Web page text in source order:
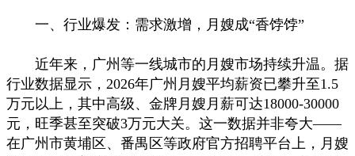
一、行业爆发：需求激增，月嫂成“香饽饽”
近年来，广州等一线城市的月嫂市场持续升温。据
行业数据显示，2026年广州月嫂平均薪资已攀升至1.5
万元以上，其中高级、金牌月嫂月薪可达18000-30000
元，旺季甚至突破3万元大关。这一数据并非夸大——
在广州市黄埔区、番禺区等政府官方招聘平台上，月嫂